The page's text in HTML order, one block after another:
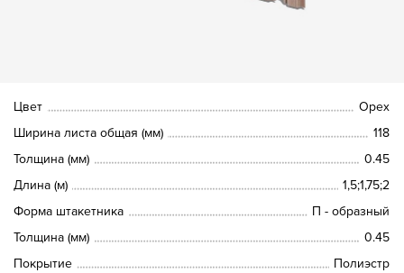
Цвет
Орех
Ширина листа общая (мм)
118
Толщина (мм)
0.45
Длина (м)
1,5;1,75;2
Форма штакетника
П - образный
Толщина (мм)
0.45
Покрытие
Полиэстр